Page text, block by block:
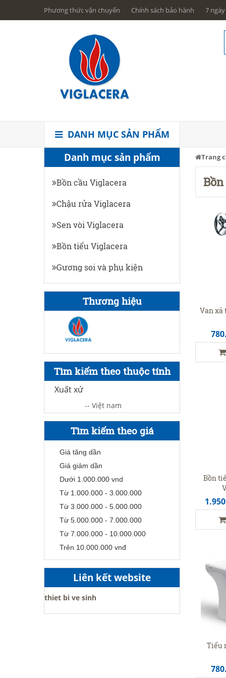
Phương thức vận chuyển Chính sách bảo hành 7
DANH MỤC SẢN PHẨM
Danh mục sản phẩm
Bồn cầu Viglacera
Chậu rửa Viglacera
Sen vòi Viglacera
Bồn tiểu Viglacera
Gương soi và phụ kiện
Thương hiệu
Tìm kiếm theo thuộc tính
Xuất xứ
-- Việt nam
Tìm kiếm theo giá
Giá tăng dần
Giá giảm dần
Dưới 1.000.000 vnd
Từ 1.000.000 - 3.000.000
Từ 3.000.000 - 5.000.000
Từ 5.000.000 - 7.000.000
Từ 7.000.000 - 10.000.000
Trên 10.000.000 vnđ
Liên kết website
thiet bi ve sinh
Trang
Van xả
Bồn
Tiểu